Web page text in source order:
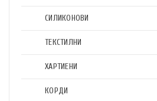
СИЛИКОНОВИ
ТЕКСТИЛНИ
ХАРТИЕНИ
КОРДИ